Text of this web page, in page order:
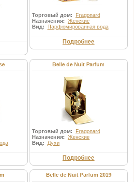
Торговый дом: Fragonard
Назначения: Женские
Вид: Парфюмированная вода
Подробнее
Belle de Nuit Parfum
Торговый дом: Fragonard
Назначения: Женские
Вид: Духи
Подробнее
Belle de Nuit Parfum 2019